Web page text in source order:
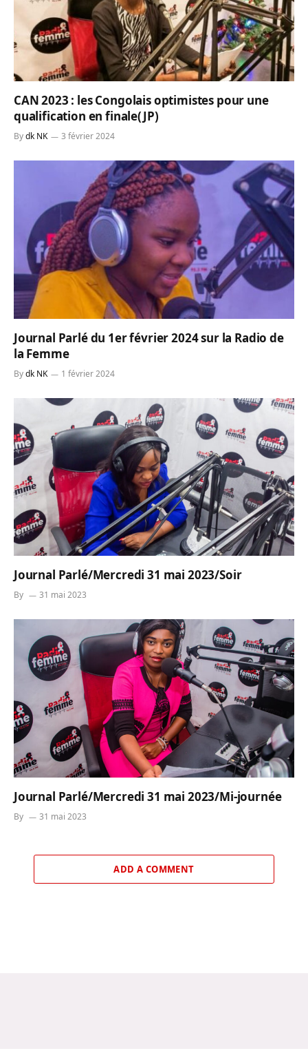
CAN 2023 : les Congolais optimistes pour une
qualification en finale(JP)
Bydk NK 3 février 2024
Journal Parlé du 1er février 2024 sur la Radio de
la Femme
Bydk NK 1 février 2024
Journal Parlé/Mercredi 31 mai 2023/Soir
By 31 mai 2023
Journal Parlé/Mercredi 31 mai 2023/Mi-journée
By 31 mai 2023
ADD A COMMENT